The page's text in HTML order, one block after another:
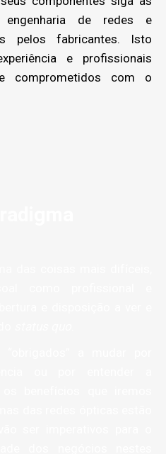
de redes e
pelos fabricantes. Isto
e profissionais
comprometidos com o